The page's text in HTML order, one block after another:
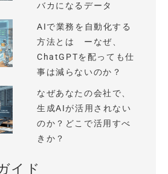
バカになるデータ
AIで業務を自動化する
方法とは ーなぜ、
ChatGPTを配っても仕
事は減らないのか？
なぜあなたの会社で、
生成AIが活用されない
のか？どこで活用すべ
きか？
イド